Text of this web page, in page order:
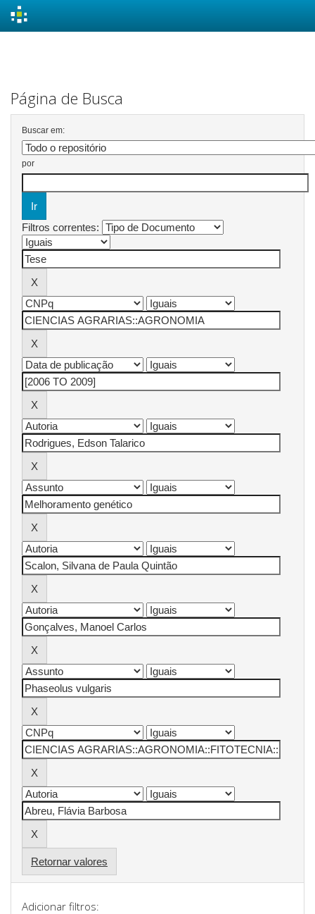
Página de Busca
Buscar em:
por
Filtros correntes:
Retornar valores
Adicionar filtros: